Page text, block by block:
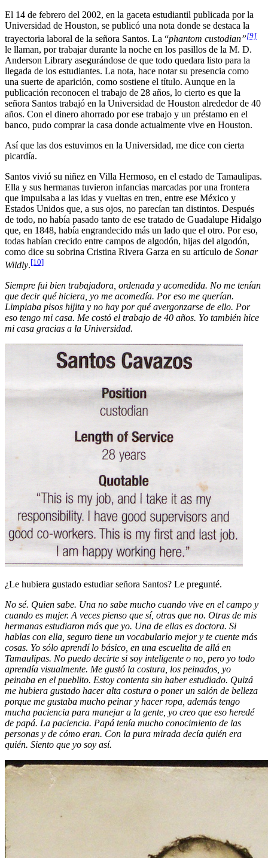
El 14 de febrero del 2002, en la gaceta estudiantil publicada por la
Universidad de Houston, se publicó una nota donde se destaca la
trayectoria laboral de la señora Santos. La “phantom custodian”[9]
le llaman, por trabajar durante la noche en los pasillos de la M. D.
Anderson Library asegurándose de que todo quedara listo para la
llegada de los estudiantes. La nota, hace notar su presencia como
una suerte de aparición, como sostiene el título. Aunque en la
publicación reconocen el trabajo de 28 años, lo cierto es que la
señora Santos trabajó en la Universidad de Houston alrededor de 40
años. Con el dinero ahorrado por ese trabajo y un préstamo en el
banco, pudo comprar la casa donde actualmente vive en Houston.
Así que las dos estuvimos en la Universidad, me dice con cierta
picardía.
Santos vivió su niñez en Villa Hermoso, en el estado de Tamaulipas.
Ella y sus hermanas tuvieron infancias marcadas por una frontera
que impulsaba a las idas y vueltas en tren, entre ese México y
Estados Unidos que, a sus ojos, no parecían tan distintos. Después
de todo, no había pasado tanto de ese tratado de Guadalupe Hidalgo
que, en 1848, había engrandecido más un lado que el otro. Por eso,
todas habían crecido entre campos de algodón, hijas del algodón,
como dice su sobrina Cristina Rivera Garza en su artículo de Sonar
Wildly.[10]
Siempre fui bien trabajadora, ordenada y acomedida. No me tenían
que decir qué hiciera, yo me acomedía. Por eso me querían.
Limpiaba pisos hijita y no hay por qué avergonzarse de ello. Por
eso tengo mi casa. Me costó el trabajo de 40 años. Yo también hice
mi casa gracias a la Universidad.
¿Le hubiera gustado estudiar señora Santos? Le pregunté.
No sé. Quien sabe. Una no sabe mucho cuando vive en el campo y
cuando es mujer. A veces pienso que sí, otras que no. Otras de mis
hermanas estudiaron más que yo. Una de ellas es doctora. Si
hablas con ella, seguro tiene un vocabulario mejor y te cuente más
cosas. Yo sólo aprendí lo básico, en una escuelita de allá en
Tamaulipas. No puedo decirte si soy inteligente o no, pero yo todo
aprendía visualmente. Me gustó la costura, los peinados, yo
peinaba en el pueblito. Estoy contenta sin haber estudiado. Quizá
me hubiera gustado hacer alta costura o poner un salón de belleza
porque me gustaba mucho peinar y hacer ropa, además tengo
mucha paciencia para manejar a la gente, yo creo que eso heredé
de papá. La paciencia. Papá tenía mucho conocimiento de las
personas y de cómo eran. Con la pura mirada decía quién era
quién. Siento que yo soy así.